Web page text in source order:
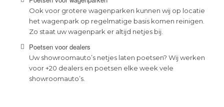
Ook voor grotere wagenparken kunnen wij op locatie
het wagenpark op regelmatige basis komen reinigen.
Zo staat uw wagenpark er altijd netjes bij.
Poetsen voor dealers
Uw showroomauto’s netjes laten poetsen? Wij werken
voor +20 dealers en poetsen elke week vele
showroomauto’s.